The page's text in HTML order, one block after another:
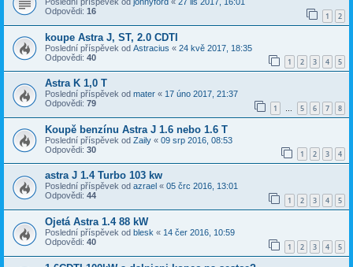
Odpovědi: 16 1 2
koupe Astra J, ST, 2.0 CDTI
Poslední příspěvek od Astracius « 24 kvě 2017, 18:35
Odpovědi: 40 1 2 3 4 5
Astra K 1,0 T
Poslední příspěvek od mater « 17 úno 2017, 21:37
Odpovědi: 79 1 … 5 6 7 8
Koupě benzínu Astra J 1.6 nebo 1.6 T
Poslední příspěvek od Zaily « 09 srp 2016, 08:53
Odpovědi: 30 1 2 3 4
astra J 1.4 Turbo 103 kw
Poslední příspěvek od azrael « 05 črc 2016, 13:01
Odpovědi: 44 1 2 3 4 5
Ojetá Astra 1.4 88 kW
Poslední příspěvek od blesk « 14 čer 2016, 10:59
Odpovědi: 40 1 2 3 4 5